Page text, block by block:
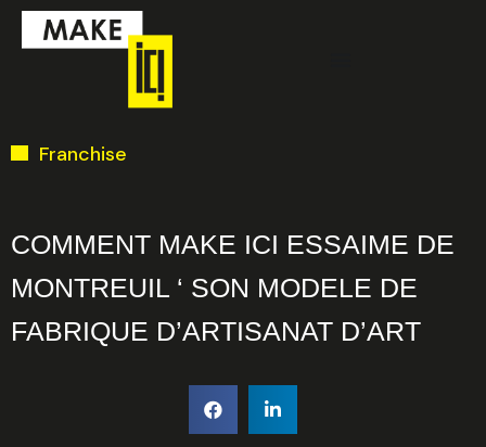
Aller
au
contenu
Franchise
COMMENT MAKE ICI ESSAIME DE
MONTREUIL ‘ SON MODELE DE
FABRIQUE D’ARTISANAT D’ART
disponibles pour
la réunion
d’information en
ligne.